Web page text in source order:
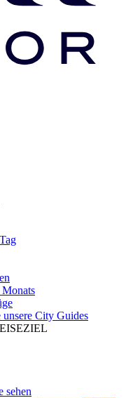
Monats
unsere City Guides
sehen